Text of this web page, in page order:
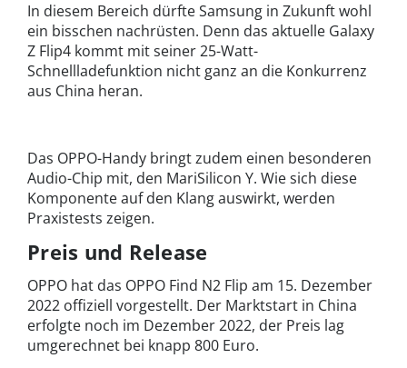
In diesem Bereich dürfte Samsung in Zukunft wohl
ein bisschen nachrüsten. Denn das aktuelle Galaxy
Z Flip4 kommt mit seiner 25-Watt-
Schnellladefunktion nicht ganz an die Konkurrenz
aus China heran.
Das OPPO-Handy bringt zudem einen besonderen
Audio-Chip mit, den MariSilicon Y. Wie sich diese
Komponente auf den Klang auswirkt, werden
Praxistests zeigen.
Preis und Release
OPPO hat das OPPO Find N2 Flip am 15. Dezember
2022 offiziell vorgestellt. Der Marktstart in China
erfolgte noch im Dezember 2022, der Preis lag
umgerechnet bei knapp 800 Euro.